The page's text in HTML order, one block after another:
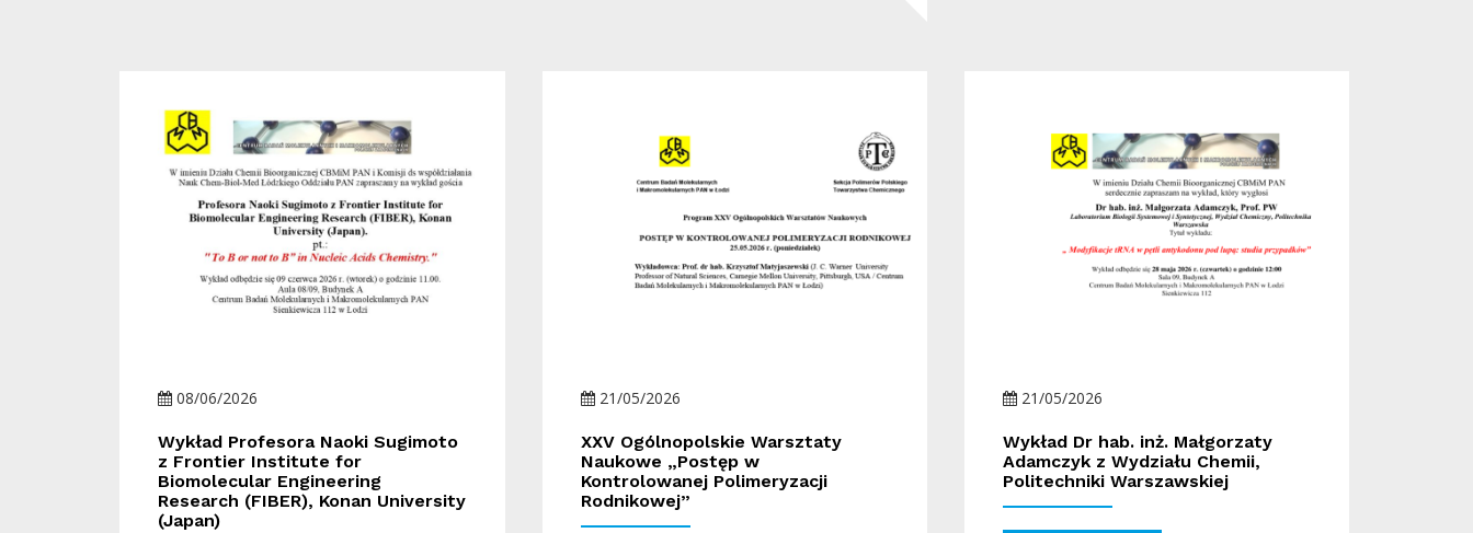
08/06/2026
Wykład Profesora Naoki Sugimoto
z Frontier Institute for
Biomolecular Engineering
Research (FIBER), Konan University
(Japan)
21/05/2026
XXV Ogólnopolskie Warsztaty
Naukowe „Postęp w
Kontrolowanej Polimeryzacji
Rodnikowej”
21/05/2026
Wykład Dr hab. inż. Małgorzaty
Adamczyk z Wydziału Chemii,
Politechniki Warszawskiej